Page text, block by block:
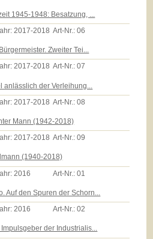
1945-1948: Besatzung, ...
2017-2018 Art-Nr.:06
Zweiter Tei...
2017-2018 Art-Nr.:07
der Verleihung...
2017-2018 Art-Nr.:08
Mann (1942-2018)
2017-2018 Art-Nr.:09
(1940-2018)
2016 Art-Nr.:01
Auf den Spuren der Schorn...
2016 Art-Nr.:02
der Industrialis...